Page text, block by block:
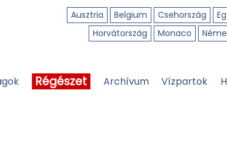
Ausztria Belgium Csehország
Horvátország
Monaco
Régészet Archívum Vízpartok